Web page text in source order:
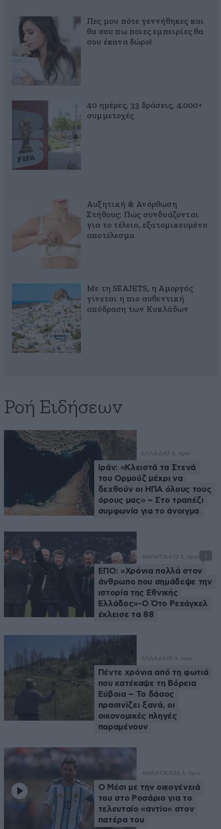
Πες μου πότε γεννήθηκες και
θα σου πω ποιες εμπειρίες θα
σου έκανα δώρο!
40 ημέρες, 33 δράσεις, 4.000+
συμμετοχές
Αυξητική & Ανόρθωση
Στήθους: Πώς συνδυάζονται
για το τέλειο, εξατομικευμένο
αποτέλεσμα
Με τη SEAJETS, η Αμοργός
γίνεται η πιο αυθεντική
απόδραση των Κυκλάδων
Ροή Ειδήσεων
ΕΛΛΑΔΑ7 λ. πριν
Ιράν: «Κλειστά τα Στενά
του Ορμούζ μέχρι να
δεχθούν οι ΗΠΑ όλους τους
όρους μας» – Στο τραπέζι
συμφωνία για το άνοιγμα
ΑΘΛΗΤΙΚΑ 12 λ. πριν
ΕΠΟ: «Χρόνια πολλά στον
άνθρωπο που σημάδεψε την
ιστορία της Εθνικής
Ελλάδος»-Ο Ότο Ρεχάγκελ
έκλεισε τα 88
ΕΛΛΑΔΑ 19 λ. πριν
Πέντε χρόνια από τη φωτιά
που κατέκαψε τη Βόρεια
Εύβοια – Το δάσος
πρασινίζει ξανά, οι
οικονομικές πληγές
παραμένουν
ΑΘΛΗΤΙΚΑ26 λ. πριν
Ο Μέσι με την οικογένειά
του στο Ροσάριο για το
τελευταίο «αντίο» στον
πατέρα του